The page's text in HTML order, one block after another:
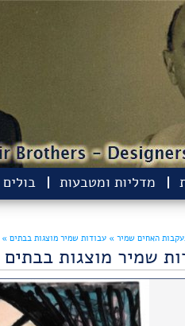
מדליות ומטבעות בולים
האחים שמיר » עבודות שמיר מוצגות בבתים »
שמיר מוצגות בבתים